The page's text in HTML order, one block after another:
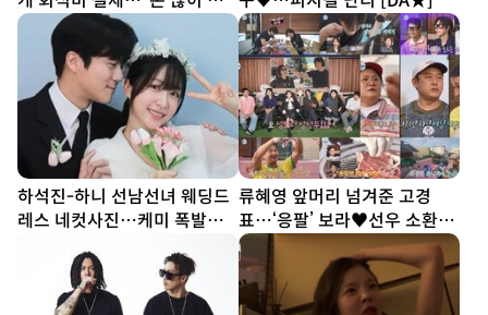
오긴 했다”
하석진-하니 선남선녀 웨딩드
레스 네컷사진…케미 폭발
류혜영 앞머리 넘겨준 고경
표…‘응팔’ 보라♥선우 소환
(나혼산)